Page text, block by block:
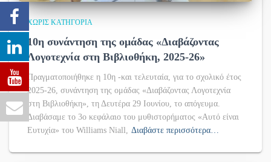
ΧΩΡΊΣ ΚΑΤΗΓΟΡΊΑ
10η συνάντηση της ομάδας «Διαβάζοντας
Λογοτεχνία στη Βιβλιοθήκη, 2025-26»
Πραγματοποιήθηκε η 10η -και τελευταία, για το σχολικό έτος
2025-26, συνάντηση της ομάδας «Διαβάζοντας Λογοτεχνία
στη Βιβλιοθήκη», τη Δευτέρα 29 Ιουνίου, το απόγευμα.
Διαβάσαμε το 3ο κεφάλαιο του μυθιστορήματος «Αυτό είναι
Ευτυχία» του Williams Niall,
Διαβάστε περισσότερα…